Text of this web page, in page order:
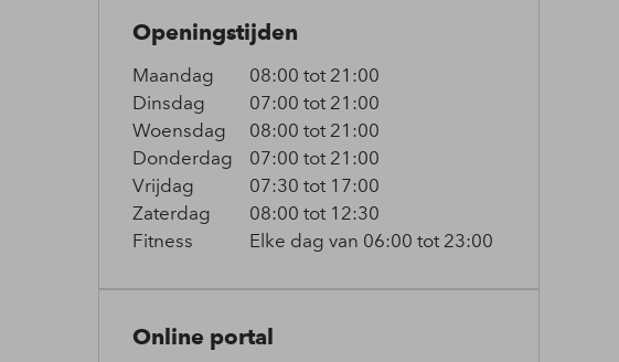
Openingstijden
Maandag
Dinsdag
Woensdag
Donderdag
Vrijdag
Zaterdag
Fitness
08:00 tot 21:00
07:00 tot 21:00
08:00 tot 21:00
07:00 tot 21:00
07:30 tot 17:00
08:00 tot 12:30
Elke dag van 06:00 tot 23:00
Online portal